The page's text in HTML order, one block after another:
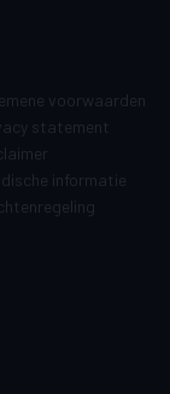
voorwaarden
statement
informatie